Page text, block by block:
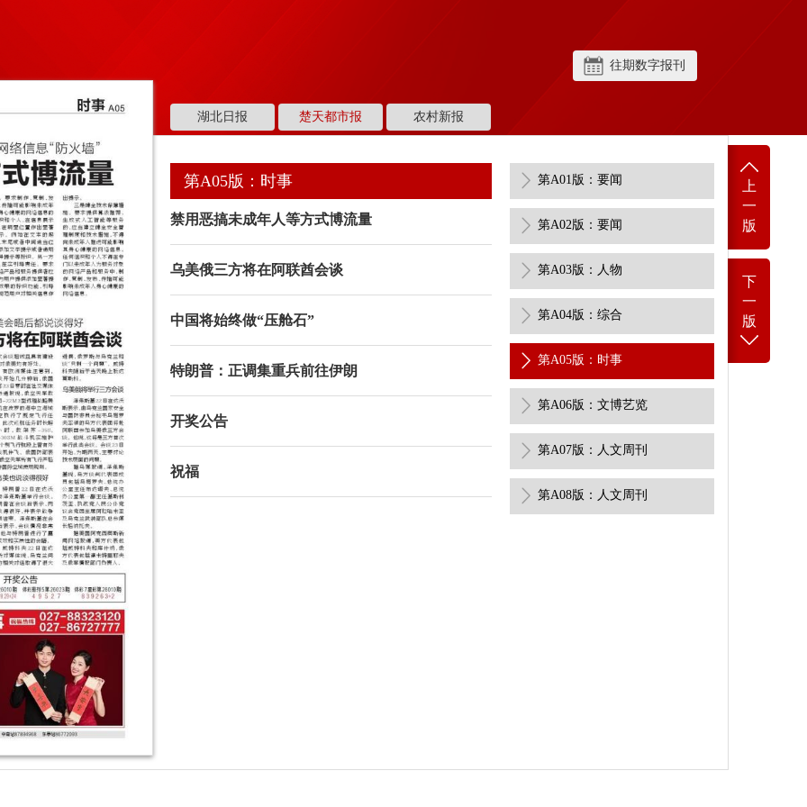
往期数字报刊
上
一
版
下
一
版
湖北日报 楚天都市报 农村新报
第A05版：时事
禁用恶搞未成年人等方式博流量
乌美俄三方将在阿联酋会谈
中国将始终做“压舱石”
特朗普：正调集重兵前往伊朗
开奖公告
祝福
第A01版：要闻
第A02版：要闻
第A03版：人物
第A04版：综合
第A05版：时事
第A06版：文博艺览
第A07版：人文周刊
第A08版：人文周刊